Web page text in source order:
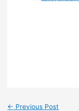
← Previous Post